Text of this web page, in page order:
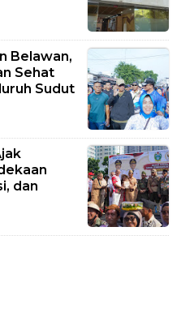
Belawan,
Sehat
Sudut
dan